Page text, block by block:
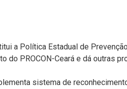
em nova janela)
a Política Estadual de
do PROCON-Ceará e dá outras
em nova janela)
sistema de